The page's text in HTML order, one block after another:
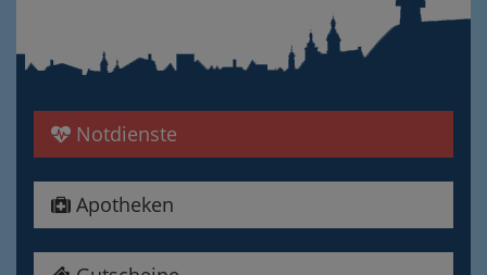
Notdienste
Apotheken